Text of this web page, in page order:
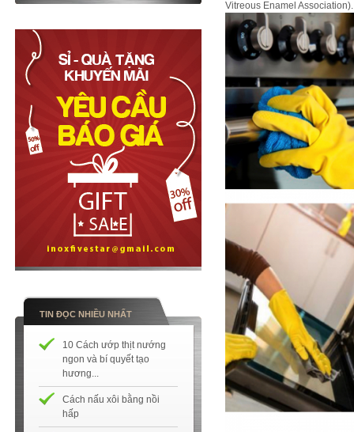
TIN ĐỌC NHIỀU NHẤT
10 Cách ướp thịt nướng
ngon và bí quyết tạo
hương...
Cách nấu xôi bằng nồi
hấp
Vitreous Enamel Association).